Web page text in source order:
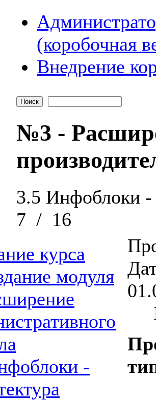
(коробочная
Внедрение
№3 -
3.5 Инфоблоки -
7 / 16
курса
модуля
-